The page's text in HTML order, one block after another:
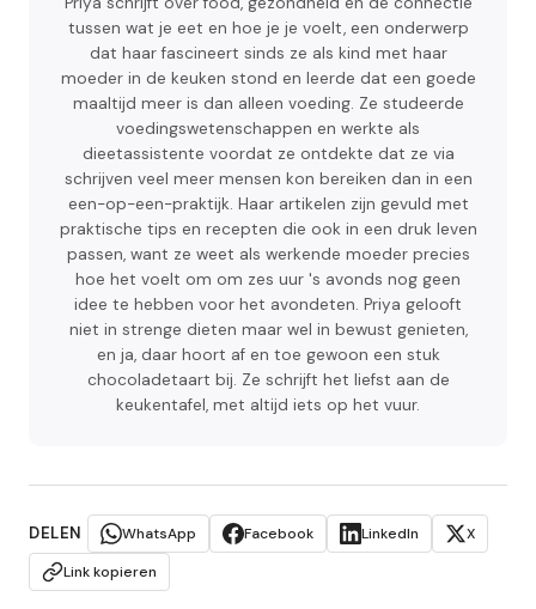
tussen wat je eet en hoe je je voelt, een onderwerp
dat haar fascineert sinds ze als kind met haar
moeder in de keuken stond en leerde dat een goede
maaltijd meer is dan alleen voeding. Ze studeerde
voedingswetenschappen en werkte als
dieetassistente voordat ze ontdekte dat ze via
schrijven veel meer mensen kon bereiken dan in een
een-op-een-praktijk. Haar artikelen zijn gevuld met
praktische tips en recepten die ook in een druk leven
passen, want ze weet als werkende moeder precies
hoe het voelt om om zes uur 's avonds nog geen
idee te hebben voor het avondeten. Priya gelooft
niet in strenge dieten maar wel in bewust genieten,
en ja, daar hoort af en toe gewoon een stuk
chocoladetaart bij. Ze schrijft het liefst aan de
keukentafel, met altijd iets op het vuur.
DELEN WhatsApp Facebook LinkedIn
X
Link kopieren